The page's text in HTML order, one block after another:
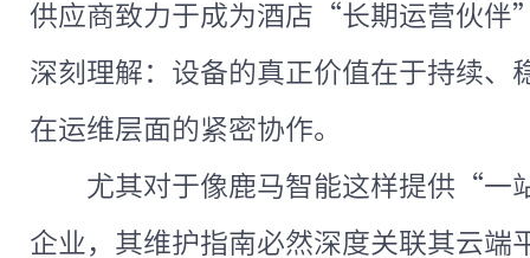
供应商致力于成为酒店“长期运营伙伴
深刻理解：设备的真正价值在于持续、
在运维层面的紧密协作。
尤其对于像鹿马智能这样提供“一
企业，其维护指南必然深度关联其云端